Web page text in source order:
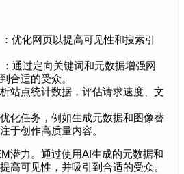
优化网页以提高可见性和搜索引
通过定向关键词和元数据增强网
合适的受众。
站点统计数据，评估请求速度、文
化任务，例如生成元数据和图像替
于创作高质量内容。
潜力。通过使用AI生成的元数据和
高可见性，并吸引到合适的受众。